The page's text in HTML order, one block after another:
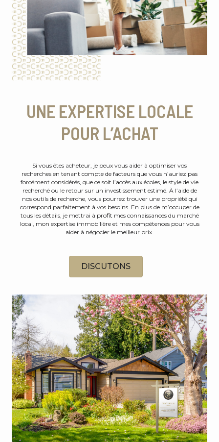
UNE EXPERTISE LOCALE
POUR L’ACHAT
Si vous êtes acheteur, je peux vous aider à optimiser vos
recherches en tenant compte de facteurs que vous n’auriez pas
forcément considérés, que ce soit l’accès aux écoles, le style de vie
recherché ou le retour sur un investissement estimé. À l’aide de
nos outils de recherche, vous pourrez trouver une propriété qui
correspond parfaitement à vos besoins. En plus de m’occuper de
tous les détails, je mettrai à profit mes connaissances du marché
local, mon expertise immobilière et mes compétences pour vous
aider à négocier le meilleur prix.
DISCUTONS